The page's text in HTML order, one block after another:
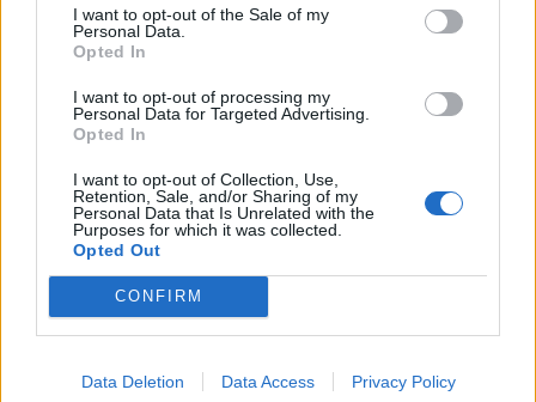
I want to opt-out of the Sale of my
Personal Data.
Opted In
I want to opt-out of processing my
Personal Data for Targeted Advertising.
Opted In
I want to opt-out of Collection, Use,
Retention, Sale, and/or Sharing of my
Personal Data that Is Unrelated with the
Purposes for which it was collected.
Opted Out
CONFIRM
Data Deletion Data Access Privacy Policy